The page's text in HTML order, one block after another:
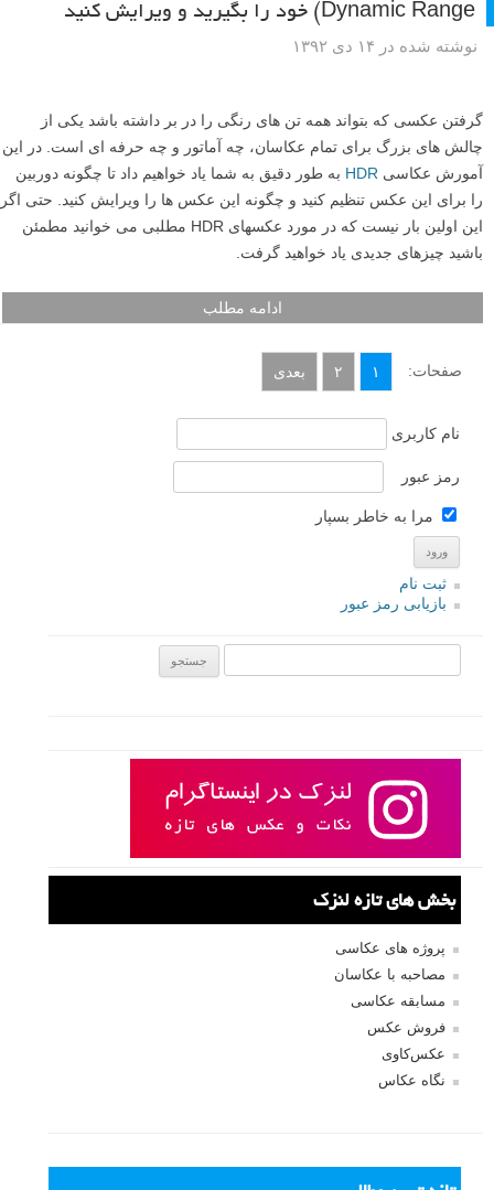
Dynamic Range) خود را بگیرید و ویرایش کنید
نوشته شده در ۱۴ دی ۱۳۹۲
گرفتن عکسی که بتواند همه تن های رنگی را در بر داشته باشد یکی از
چالش های بزرگ برای تمام عکاسان، چه آماتور و چه حرفه ای است. در این
آمورش عکاسی HDR به طور دقیق به شما یاد خواهیم داد تا چگونه دوربین
را برای این عکس تنظیم کنید و چگونه این عکس ها را ویرایش کنید. حتی اگر
این اولین بار نیست که در مورد عکسهای HDR مطلبی می خوانید مطمئن
باشید چیزهای جدیدی یاد خواهید گرفت.
ادامه مطلب
صفحات: ۱ ۲ بعدی
نام کاربری
رمز عبور
مرا به خاطر بسپار
ثبت نام
بازیابی رمز عبور
بخش های تازه لنزک
پروژه های عکاسی
مصاحبه با عکاسان
مسابقه عکاسی
فروش عکس
عکس‌کاوی
نگاه عکاس